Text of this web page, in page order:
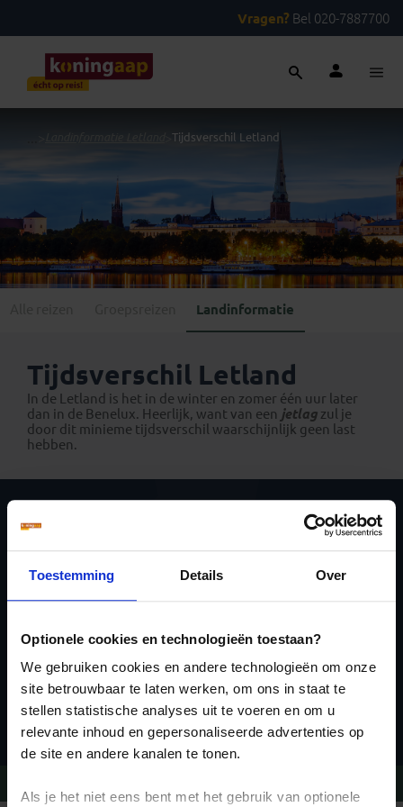
Toestemming Details Over
Optionele cookies en technologieën toestaan?
We gebruiken cookies en andere technologieën om onze
site betrouwbaar te laten werken, om ons in staat te
stellen statistische analyses uit te voeren en om u
relevante inhoud en gepersonaliseerde advertenties op
de site en andere kanalen te tonen.
Als je het niet eens bent met het gebruik van optionele
Vragen? Bel 020-7887700
Tijdsverschil Letland
Landinformatie
Tijdsverschil Letland
In de Letland is het in de winter en zomer één uur later
dan in de Benelux. Heerlijk, want van een jetlag zul je
door dit minieme tijdsverschil waarschijnlijk geen last
hebben.
Schrijf je in voor de
nieuwsbrief
Inschrijven